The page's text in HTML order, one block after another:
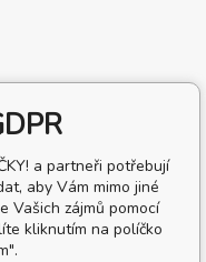
a partneři potřebují
aby Vám mimo jiné
Vašich zájmů pomocí
kliknutím na políčko